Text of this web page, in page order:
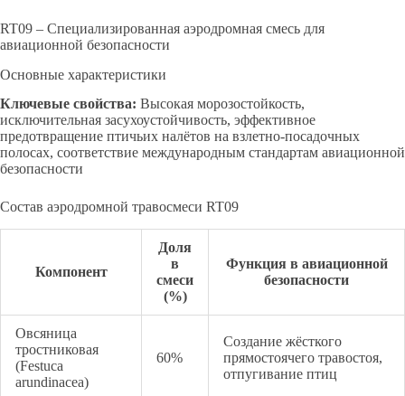
RT09 – Специализированная аэродромная смесь для
авиационной безопасности
Основные характеристики
Ключевые свойства: Высокая морозостойкость,
исключительная засухоустойчивость, эффективное
предотвращение птичьих налётов на взлетно-посадочных
полосах, соответствие международным стандартам авиационной
безопасности
Состав аэродромной травосмеси RT09
Компонент
Доля
в
смеси
(%)
Функция в авиационной
безопасности
Овсяница
тростниковая
(Festuca
arundinacea)
60%
Создание жёсткого
прямостоячего травостоя,
отпугивание птиц